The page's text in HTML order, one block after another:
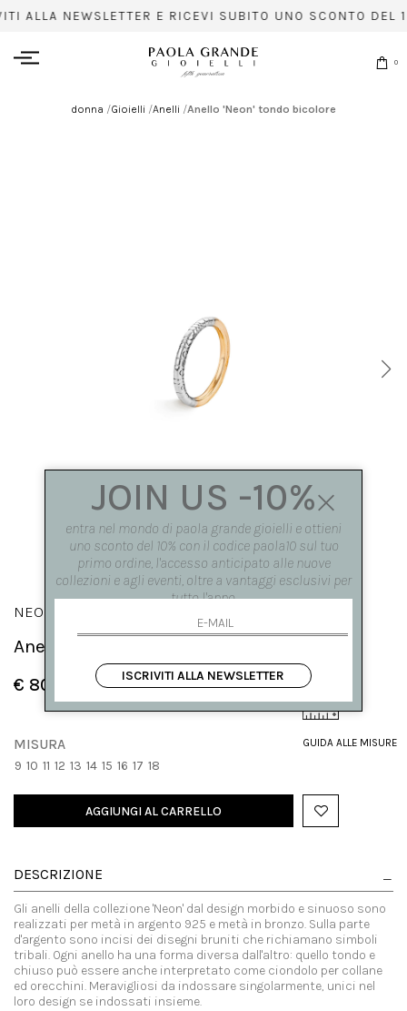
ALLA NEWSLETTER E RICEVI SUBITO UNO SCONTO
0
donna /Gioielli /Anelli /Anello 'Neon' tondo bicolore
NEON
Anello 'Neon' tondo bicolore
€ 80.00
GUIDA ALLE MISURE
MISURA
9 10 11 12 13 14 15 16 17 18
AGGIUNGI AL CARRELLO
DESCRIZIONE
Gli anelli della collezione 'Neon' dal design morbido e sinuoso sono
realizzati per metà in argento 925 e metà in bronzo. Sulla parte
d'argento sono incisi dei disegni bruniti che richiamano simboli
tribali. Ogni anello ha una forma diversa dall'altro: quello tondo e
chiuso può essere anche interpretato come ciondolo per collane
ed orecchini. Meravigliosi da indossare singolarmente, unici nel
loro design se indossati insieme.
JOIN US -10%
entra nel mondo di paola grande gioielli e ottieni
uno sconto del 10% con il codice paola10 sul tuo
primo ordine, l'accesso anticipato alle nuove
collezioni e agli eventi, oltre a vantaggi esclusivi per
tutto l'anno.
ISCRIVITI ALLA NEWSLETTER